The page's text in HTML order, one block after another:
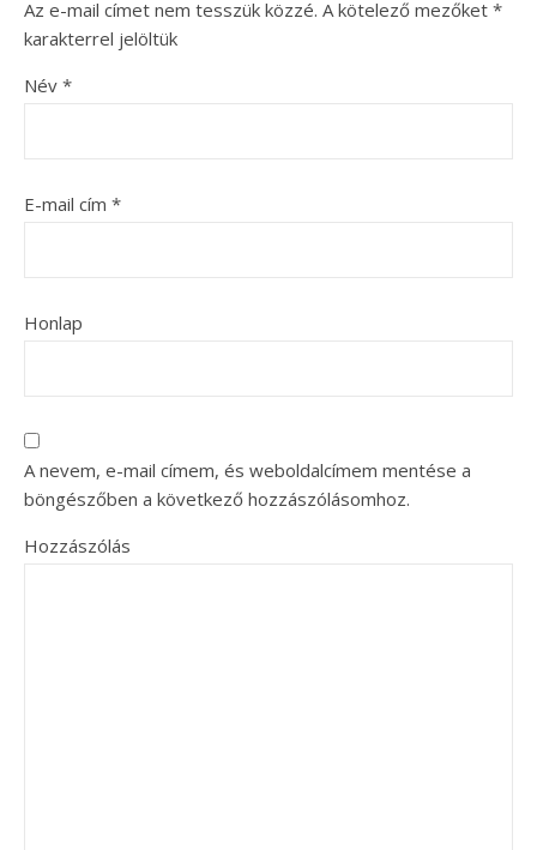
Az e-mail címet nem tesszük közzé. A kötelező mezőket *
karakterrel jelöltük
Név *
E-mail cím *
Honlap
A nevem, e-mail címem, és weboldalcímem mentése a
böngészőben a következő hozzászólásomhoz.
Hozzászólás